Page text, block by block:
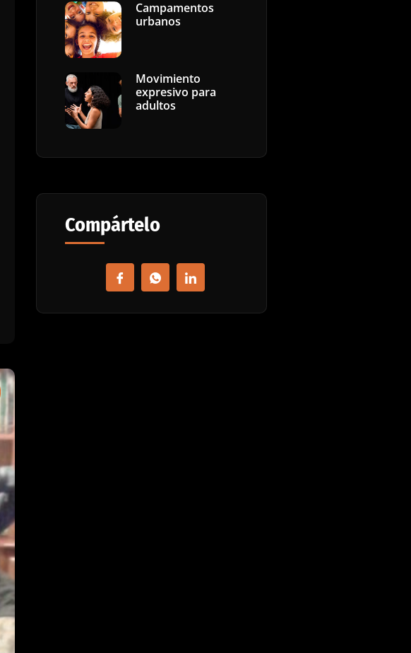
Campamentos
urbanos
Movimiento
expresivo para
adultos
Compártelo